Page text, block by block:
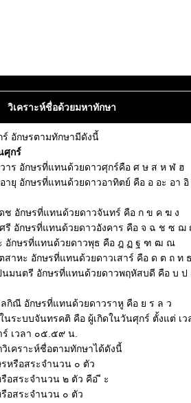
วิเคราะห์ชื่อด้วยมหาทักษา
ร์ อักษรตามทักษามีดังนี้
ศุกร์
าร อักษรที่แทนด้วยดาวศุกร์คือ ศ ษ ส ห ฬ ฮ
ายุ อักษรที่แทนด้วยดาวอาทิตย์ คือ อ อะ อา อิ
ช อักษรที่แทนด้วยดาวจันทร์ คือ ก ข ค ฆ ง
รี อักษรที่แทนด้วยดาวอังคาร คือ จ ฉ ช ซ ฌ
อักษรที่แทนด้วยดาวพุธ คือ ฎ ฏ ฐ ฑ ฒ ณ
สาหะ อักษรที่แทนด้วยดาวเสาร์ คือ ด ต ถ ท
มนตรี อักษรที่แทนด้วยดาวพฤหัสบดี คือ บ ป
กิณี อักษรที่แทนด้วยดาวราหู คือ ย ร ล ว
นระบบจันทรคติ คือ ผู้เกิดในวันศุกร์ ตั้งแต่ เว
เวลา ๐๕.๕๙ น.
วิเคราะห์ชื่อตามทักษาได้ดังนี้
หรือสระจำนวน ๐ ตัว
อสระจำนวน ๒ ตัว คือ ี ะ
อสระจำนวน ๐ ตัว